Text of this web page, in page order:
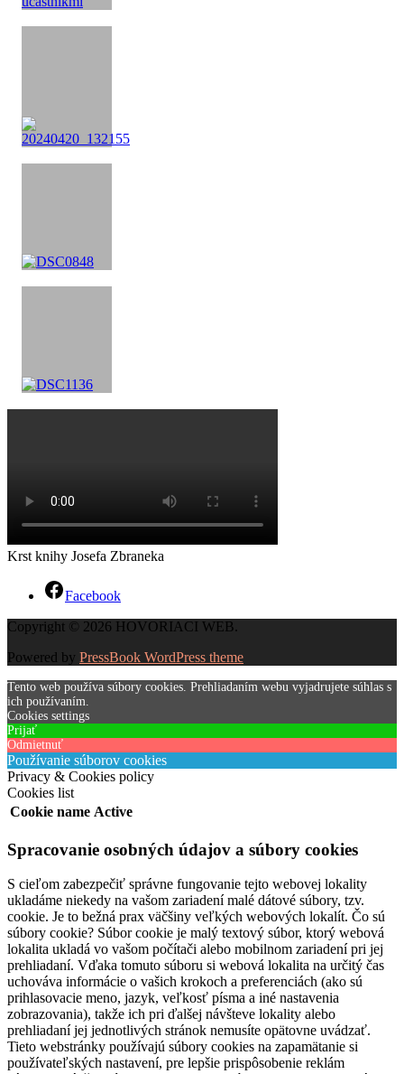
Krst knihy Josefa Zbraneka
Facebook
Copyright © 2026 HOVORIACI WEB.
Powered by PressBook WordPress theme
Tento web používa súbory cookies. Prehliadaním webu vyjadrujete súhlas s
ich používaním.
Cookies settings
Prijať
Odmietnuť
Používanie súborov cookies
Privacy & Cookies policy
Cookies list
Cookie name Active
Spracovanie osobných údajov a súbory cookies
S cieľom zabezpečiť správne fungovanie tejto webovej lokality
ukladáme niekedy na vašom zariadení malé dátové súbory, tzv.
cookie. Je to bežná prax väčšiny veľkých webových lokalít. Čo sú
súbory cookie? Súbor cookie je malý textový súbor, ktorý webová
lokalita ukladá vo vašom počítači alebo mobilnom zariadení pri jej
prehliadaní. Vďaka tomuto súboru si webová lokalita na určitý čas
uchováva informácie o vašich krokoch a preferenciách (ako sú
prihlasovacie meno, jazyk, veľkosť písma a iné nastavenia
zobrazovania), takže ich pri ďalšej návšteve lokality alebo
prehliadaní jej jednotlivých stránok nemusíte opätovne uvádzať.
Tieto webstránky používajú súbory cookies na zapamätanie si
používateľských nastavení, pre lepšie prispôsobenie reklám